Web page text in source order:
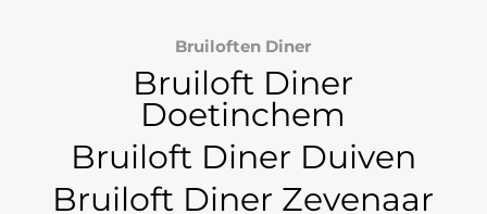
Bruiloften Diner
Bruiloft Diner
Doetinchem
Bruiloft Diner Duiven
Bruiloft Diner Zevenaar